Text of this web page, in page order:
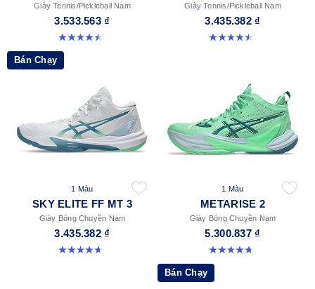
Giày Tennis/Pickleball Nam
3.533.563 ₫
4.5 trong số 5 sao. 225 đánh giá
Giày Tennis/Pickleball Nam
3.435.382 ₫
4.5 trong số 5 sao. 41 đánh giá
Bán Chạy
1 Màu
SKY ELITE FF MT 3
Giày Bóng Chuyền Nam
3.435.382 ₫
4.7 trong số 5 sao. 101 đánh giá
1 Màu
METARISE 2
Giày Bóng Chuyền Nam
5.300.837 ₫
4.8 trong số 5 sao. 131 đánh giá
Bán Chạy